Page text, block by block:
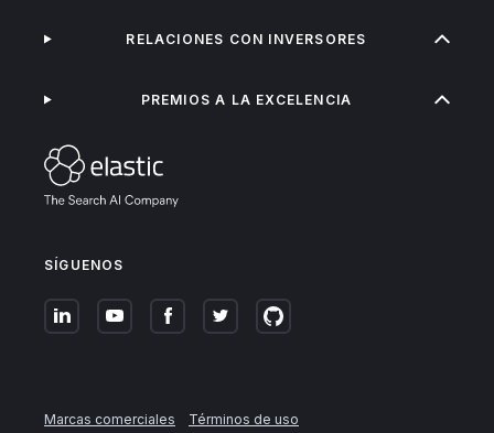
SÍGUENOS
RELACIONES CON INVERSORES
PREMIOS A LA EXCELENCIA
Marcas comerciales
Términos de uso